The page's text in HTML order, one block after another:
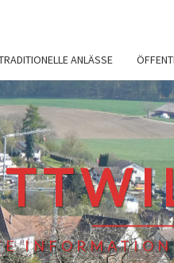
ANLÄSSE